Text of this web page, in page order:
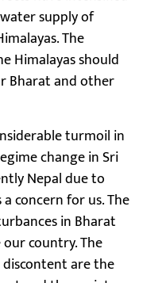
supply of
The
Himalayas should
Bharat and other
turmoil in
change in Sri
Nepal due to
concern for us. The
in Bharat
country. The
are the